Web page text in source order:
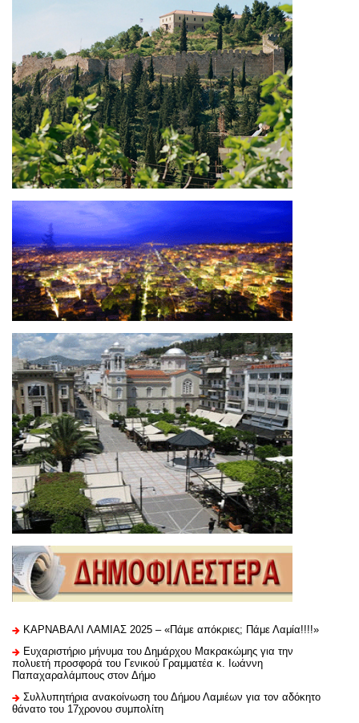
ΚΑΡΝΑΒΑΛΙ ΛΑΜΙΑΣ 2025 – «Πάμε απόκριες; Πάμε Λαμία!!!!»
Ευχαριστήριo μήνυμα του Δημάρχου Μακρακώμης για την
πολυετή προσφορά του Γενικού Γραμματέα κ. Ιωάννη
Παπαχαραλάμπους στον Δήμο
Συλλυπητήρια ανακοίνωση του Δήμου Λαμιέων για τον αδόκητο
θάνατο του 17χρονου συμπολίτη